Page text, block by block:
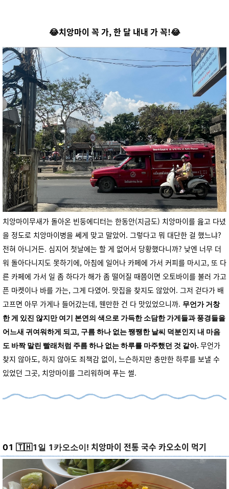
😂치앙마이 꼭 가, 한 달 내내 가 꼭!😂
치앙마이무새가 돌아온 빈둥에디터는 한동안(지금도) 치앙마이를 읊고 다녔
을 정도로 치앙마이병을 쎄게 맞고 말았어. 그렇다고 뭐 대단한 걸 했느냐?
전혀 아니거든. 심지어 첫날에는 할 게 없어서 당황했다니까? 낮엔 너무 더
워 돌아다니지도 못하기에, 아침에 일어나 카페에 가서 커피를 마시고, 또 다
른 카페에 가서 일 좀 하다가 해가 좀 떨어질 때쯤이면 오토바이를 불러 가고
픈 마켓이나 바를 가는, 그게 다였어. 맛집을 찾지도 않았어. 그저 걷다가 배
고프면 아무 가게나 들어갔는데, 웬만한 건 다 맛있었으니까. 무언가 거창
한 게 있진 않지만 여기 본연의 색으로 가득한 소담한 가게들과 풍경들을
어느새 귀여워하게 되고, 구름 하나 없는 쨍쨍한 날씨 덕분인지 내 마음
도 바짝 말린 빨래처럼 주름 하나 없는 하루를 마주했던 것 같아.무언가
찾지 않아도, 하지 않아도 죄책감 없이, 느슨하지만 충만한 하루를 보낼 수
있었던 그곳, 치앙마이를 그리워하며 푸는 썰.
01 🇹🇭1일 1카오소이! 치앙마이 전통 국수 카오소이 먹기